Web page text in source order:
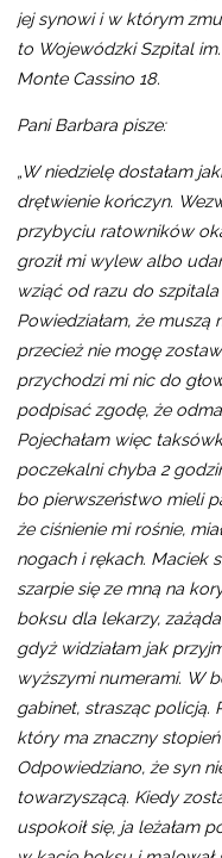
jej synowi i w którym
to Wojewódzki Szpital
Monte Cassino 18.
Pani Barbara pisze:
„W niedzielę dostałam
drętwienie kończyn.
przybyciu ratowników
groził mi wylew albo
wziąć od razu do
Powiedziałam, że muszą
przecież nie mogę
przychodzi mi nic do
podpisać zgodę, że
Pojechałam więc
poczekalni chyba 2
bo pierwszeństwo mieli
że ciśnienie mi rośnie,
nogach i rękach. Maciek
szarpie się ze mną na
boksu dla lekarzy,
gdyż widziałam jak
wyższymi numerami. W
gabinet, strasząc policją.
który ma znaczny
Odpowiedziano, że syn
towarzyszącą. Kiedy
uspokoił się, ja leżałam